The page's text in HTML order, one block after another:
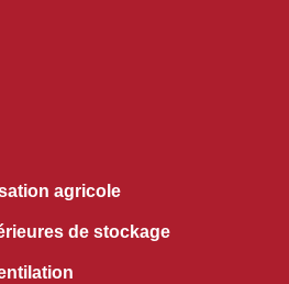
agricole
de stockage